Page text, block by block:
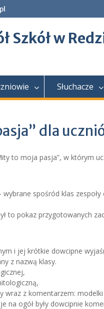
Szkół w
Słuchacze
dla
to moja pasja”, w którym
spośród klas
to pokaz przygotowanych
i jej krótkie dowcipne
z nazwą klasy.
wraz z komentarzem:
na ogół były dowcipnie